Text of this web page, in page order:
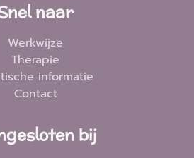
naar
Werkwijze
Therapie
informatie
Contact
bij